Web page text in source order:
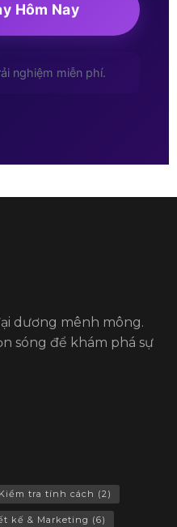
Hôm Nay
nghiệm miễn phí.
dương mênh mông.
sóng để khám phá sự
Kiểm tra tính cách (2)
kế & Marketing (6)